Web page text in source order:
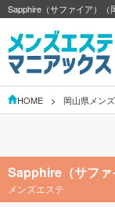
Sapphire（サファイア）（
HOME 岡山県メン
Sapphire（サファ
メンズエステ